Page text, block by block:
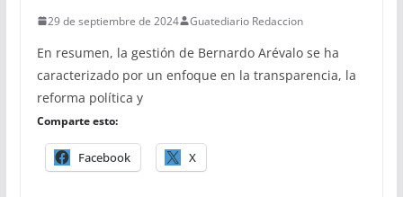
29 de septiembre de 2024 Guatediario Redaccion
En resumen, la gestión de Bernardo Arévalo se ha
caracterizado por un enfoque en la transparencia, la
reforma política y
Comparte esto:
Facebook X